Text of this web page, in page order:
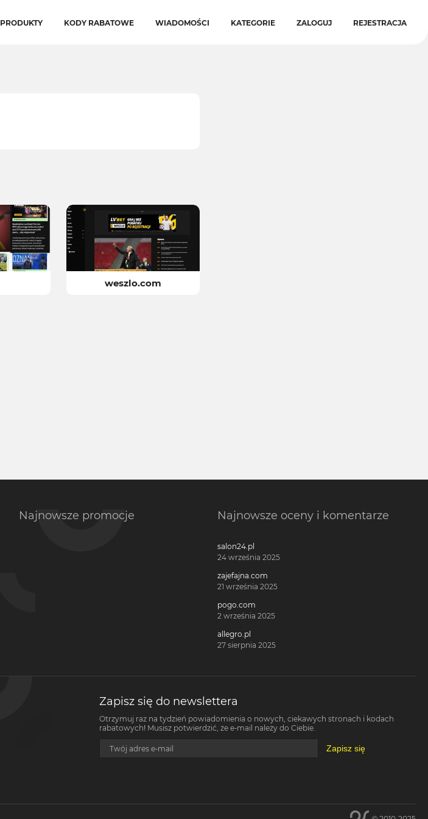
PRODUKTY KODY RABATOWE WIADOMOŚCI KATEGORIE ZALOGUJ REJESTRACJA
weszlo.com
Najnowsze promocje Najnowsze oceny i komentarze
salon24.pl
24 września 2025
zajefajna.com
21 września 2025
pogo.com
2 września 2025
allegro.pl
27 sierpnia 2025
Zapisz się do newslettera
Otrzymuj raz na tydzień powiadomienia o nowych, ciekawych stronach i kodach
rabatowych! Musisz potwierdzić, że e-mail należy do Ciebie.
Twój adres e-mail Zapisz się